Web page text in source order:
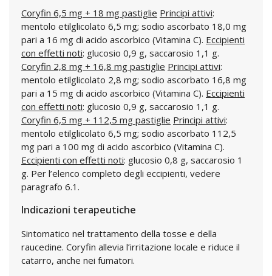
Coryfin 6,5 mg + 18 mg pastiglie Principi attivi:
mentolo etilglicolato 6,5 mg; sodio ascorbato 18,0 mg
pari a 16 mg di acido ascorbico (Vitamina C). Eccipienti
con effetti noti: glucosio 0,9 g, saccarosio 1,1 g.
Coryfin 2,8 mg + 16,8 mg pastiglie Principi attivi:
mentolo etilglicolato 2,8 mg; sodio ascorbato 16,8 mg
pari a 15 mg di acido ascorbico (Vitamina C). Eccipienti
con effetti noti: glucosio 0,9 g, saccarosio 1,1 g.
Coryfin 6,5 mg + 112,5 mg pastiglie Principi attivi:
mentolo etilglicolato 6,5 mg; sodio ascorbato 112,5
mg pari a 100 mg di acido ascorbico (Vitamina C).
Eccipienti con effetti noti: glucosio 0,8 g, saccarosio 1
g. Per l’elenco completo degli eccipienti, vedere
paragrafo 6.1.
Indicazioni terapeutiche
Sintomatico nel trattamento della tosse e della
raucedine. Coryfin allevia l’irritazione locale e riduce il
catarro, anche nei fumatori.